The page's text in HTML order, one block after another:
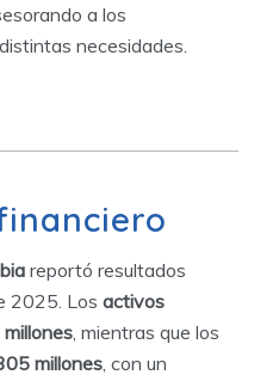
a los
necesidades.
reportó resultados
2025. Los activos
, mientras que los
millones, con un